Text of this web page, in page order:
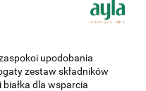
upodobania
zestaw składników
dla wsparcia